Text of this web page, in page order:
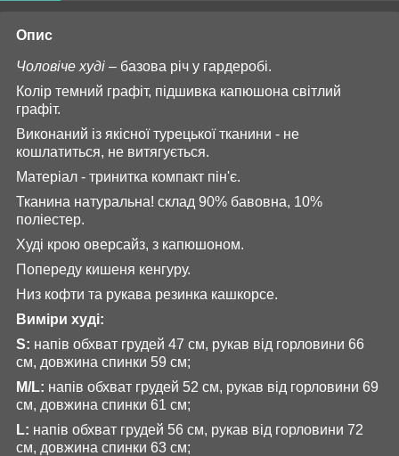
Опис
Чоловіче худі – базова річ у гардеробі.
Колір темний графіт, підшивка капюшона світлий
графіт.
Виконаний із якісної турецької тканини - не
кошлатиться, не витягується.
Матеріал - тринитка компакт пін'є.
Тканина натуральна! склад 90% бавовна, 10%
поліестер.
Худі крою оверсайз, з капюшоном.
Попереду кишеня кенгуру.
Низ кофти та рукава резинка кашкорсе.
Виміри худі:
S: напів обхват грудей 47 см, рукав від горловини 66
см, довжина спинки 59 см;
M/L: напів обхват грудей 52 см, рукав від горловини 69
см, довжина спинки 61 см;
L: напів обхват грудей 56 см, рукав від горловини 72
см, довжина спинки 63 см;